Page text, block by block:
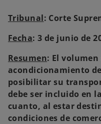
Tribunal: Corte
Fecha: 3 de junio de
Resumen: El
acondicionamiento
posibilitar su
debe ser incluido en
cuanto, al estar
condiciones de